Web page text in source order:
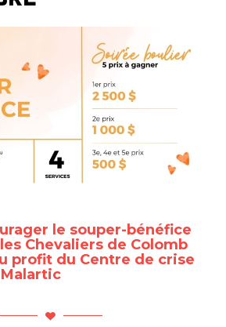
le souper-bénéfice
Chevaliers de Colomb
profit du Centre de crise